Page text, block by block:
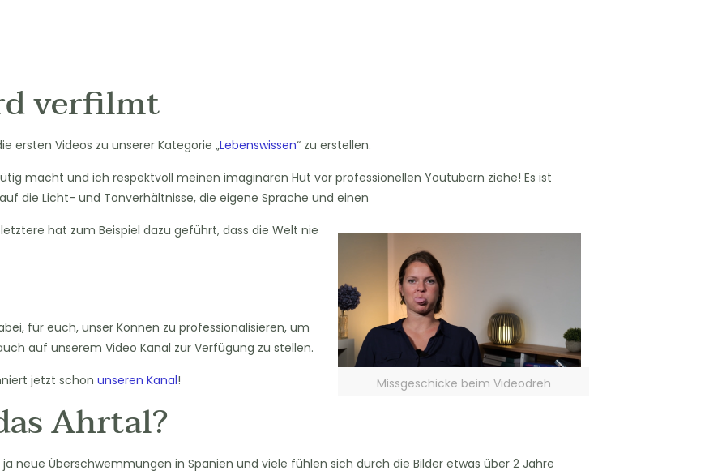
verfilmt
ersten Videos zu unserer Kategorie „Lebenswissen“ zu erstellen.
macht und ich respektvoll meinen imaginären Hut vor professionellen Youtubern ziehe! Es ist
die Licht- und Tonverhältnisse, die eigene Sprache und einen
Missgeschicke beim Videodreh
hat zum Beispiel dazu geführt, dass die Welt nie
für euch, unser Können zu professionalisieren, um
auf unserem Video Kanal zur Verfügung zu stellen.
jetzt schon unseren Kanal!
Ahrtal?
neue Überschwemmungen in Spanien und viele fühlen sich durch die Bilder etwas über 2 Jahre